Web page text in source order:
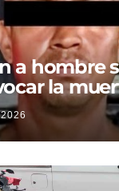
a hombre
la